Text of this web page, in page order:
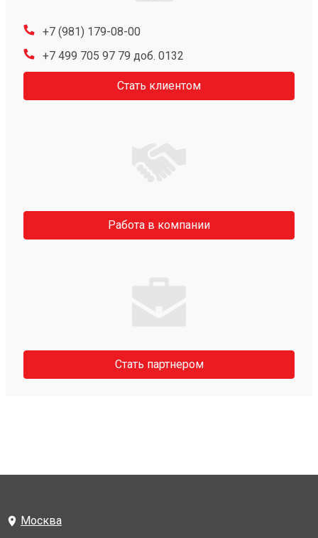
+7 (981) 179-08-00
+7 499 705 97 79 доб. 0132
Стать клиентом
Работа в компании
Стать партнером
Москва